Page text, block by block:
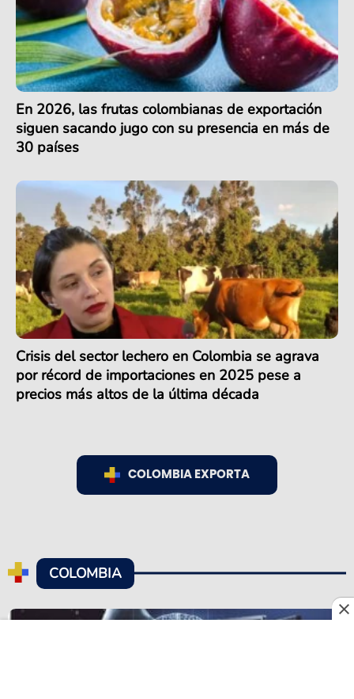
En 2026, las frutas colombianas de exportación
siguen sacando jugo con su presencia en más de
30 países
Crisis del sector lechero en Colombia se agrava
por récord de importaciones en 2025 pese a
precios más altos de la última década
COLOMBIA EXPORTA
COLOMBIA